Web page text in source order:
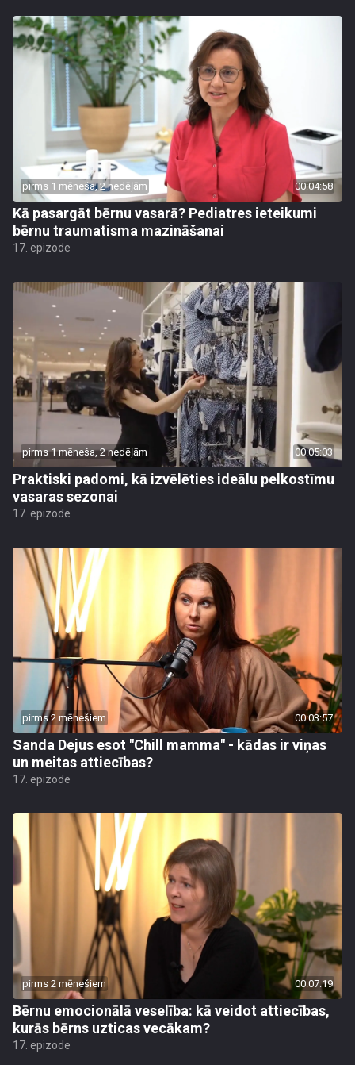
pirms 1 mēneša, 2 nedēļām 00:04:58
Kā pasargāt bērnu vasarā? Pediatres ieteikumi
bērnu traumatisma mazināšanai
17. epizode
pirms 1 mēneša, 2 nedēļām 00:05:03
Praktiski padomi, kā izvēlēties ideālu pelkostīmu
vasaras sezonai
17. epizode
pirms 2 mēnešiem 00:03:57
Sanda Dejus esot "Chill mamma" - kādas ir viņas
un meitas attiecības?
17. epizode
pirms 2 mēnešiem 00:07:19
Bērnu emocionālā veselība: kā veidot attiecības,
kurās bērns uzticas vecākam?
17. epizode